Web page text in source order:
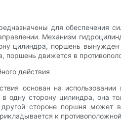
для обеспечения
Механизм
цилиндра, поршень
поршень движется в
действия
основан на
одну сторону цилиндра, она
стороне поршня может
к